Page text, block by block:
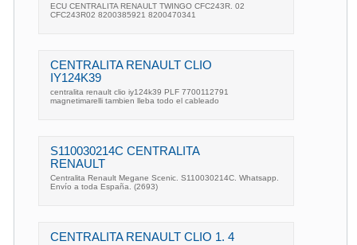
ECU CENTRALITA RENAULT TWINGO CFC243R. 02
CFC243R02 8200385921 8200470341
CENTRALITA RENAULT CLIO
IY124K39
centralita renault clio iy124k39 PLF 7700112791
magnetimarelli tambien lleba todo el cableado
S110030214C CENTRALITA
RENAULT
Centralita Renault Megane Scenic. S110030214C. Whatsapp.
Envío a toda España. (2693)
CENTRALITA RENAULT CLIO 1. 4